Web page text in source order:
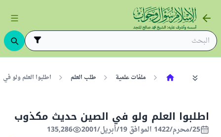
ملفات علمية طلب العلم اطلبوا العلم ولو
اطلبوا العلم ولو في الصين حديث مكذوب
25/محرم/1422 الموافق 19/أبريل/2001 135,286